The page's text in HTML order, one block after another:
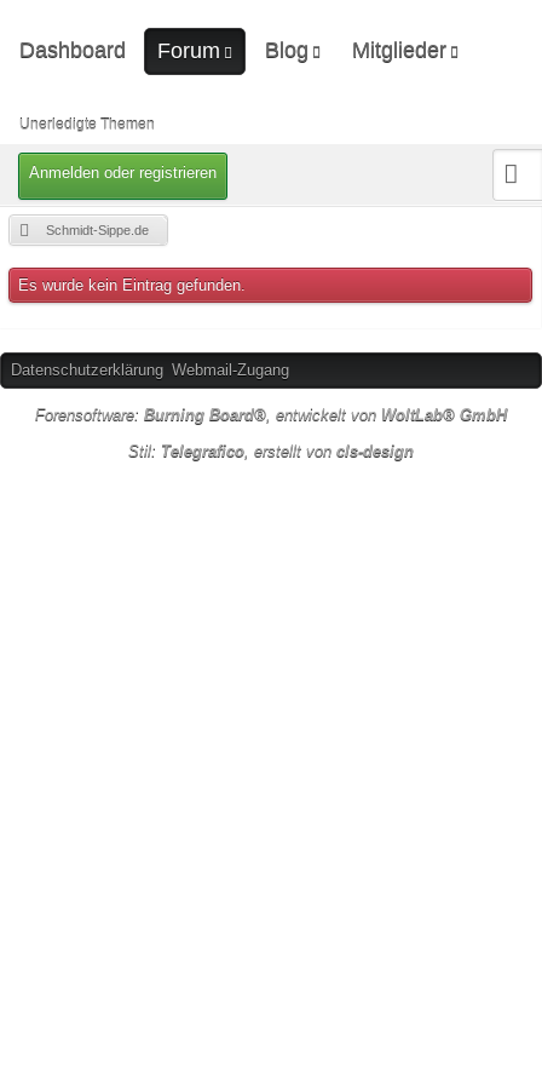
Anmelden oder registrieren
Dashboard Forum Blog Mitglieder
Unerledigte Themen
Schmidt-Sippe.de
Es wurde kein Eintrag gefunden.
Datenschutzerklärung Webmail-Zugang
Forensoftware: Burning Board®, entwickelt von WoltLab® GmbH
Stil: Telegrafico, erstellt von cls-design